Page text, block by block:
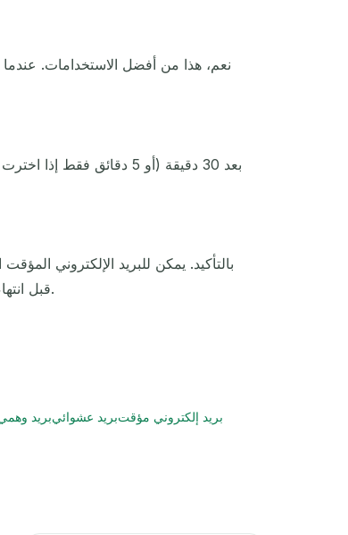
نعم، هذا من أفضل الاستخدامات. عندما
بالتأكيد. يمكن للبريد الإلكتروني
للاشتراك في الخدمات دون الكشف عن بريدك الإلكتروني الحقيقي. فقط تأكد من فحص صندوق الوارد في TempMail.now قبل انتهاء صلاحيته.
بريدبريد عشوائيبريد إلكتروني مؤقت